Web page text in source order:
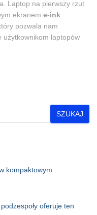
Laptop na pierwszy rzut
ekranem e-ink
pozwala nam
użytkownikom laptopów
SZUKAJ
kompaktowym
oferuje ten